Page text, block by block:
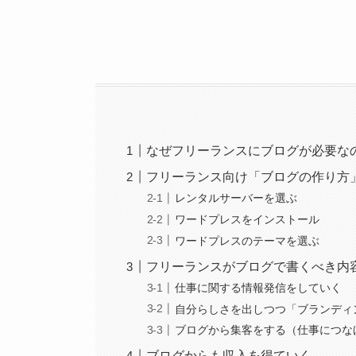
なぜフリーランスにブログが必要な
フリーランス向け「ブログの作り方
レンタルサーバーを選ぶ
ワードプレスをインストール
ワードプレスのテーマを選ぶ
フリーランスがブログで書くべき内
仕事に関する情報発信をしていく
自分らしさを出しつつ「ブランデ
ブログから集客をする（仕事につな